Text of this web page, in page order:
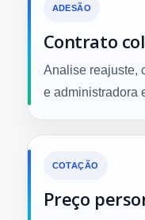
ADESÃO
Contrato
Analise reajuste,
e administradora
COTAÇÃO
Preço